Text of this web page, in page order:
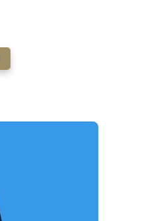
Dieses
Produkt
Varianten